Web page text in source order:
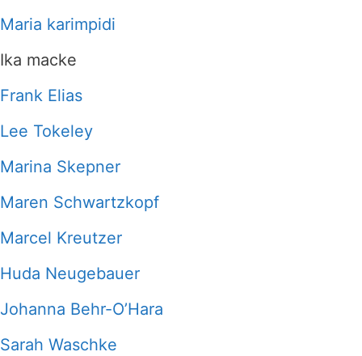
Maria karimpidi
Ika macke
Frank Elias
Lee Tokeley
Marina Skepner
Maren Schwartzkopf
Marcel Kreutzer
Huda Neugebauer
Johanna Behr-O’Hara
Sarah Waschke